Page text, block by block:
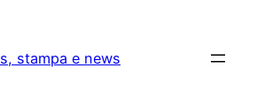
stampa e news